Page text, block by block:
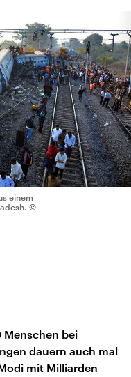
einem
©
Menschen bei
dauern auch mal
mit Milliarden